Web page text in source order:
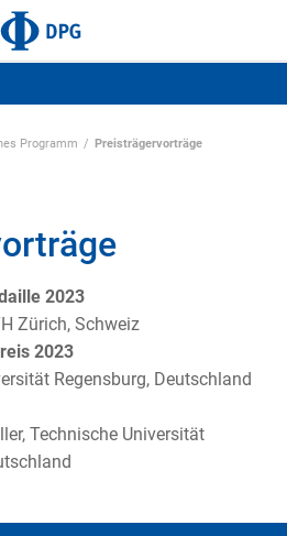
Programm Preisträgervorträge
2023
Zürich, Schweiz
2023
Regensburg, Deutschland
Technische Universität